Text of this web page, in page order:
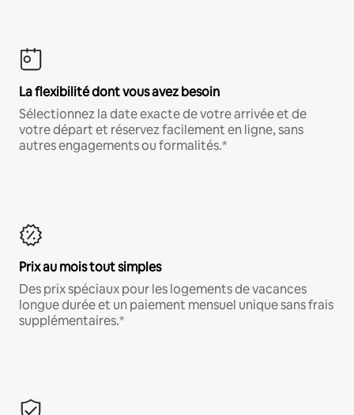
La flexibilité dont vous avez besoin
Sélectionnez la date exacte de votre arrivée et de
votre départ et réservez facilement en ligne, sans
autres engagements ou formalités.*
Prix au mois tout simples
Des prix spéciaux pour les logements de vacances
longue durée et un paiement mensuel unique sans frais
supplémentaires.*